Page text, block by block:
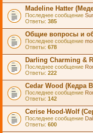
Madeline Hatter
Последнее сообщение
Ответы: 385
Общие вопросы и
Последнее сообщение
Ответы: 678
Darling Charming &
Последнее сообщение
Ответы: 222
Cedar Wood (Кедра
Последнее сообщение
Ответы: 142
Cerise Hood-Wolf
Последнее сообщение
Ответы: 600